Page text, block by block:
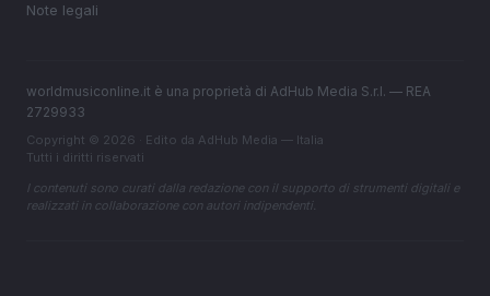
Note legali
worldmusiconline.it è una proprietà di AdHub Media S.r.l. — REA
2729933
Copyright © 2026 · Edito da AdHub Media — Italia
Tutti i diritti riservati
I contenuti sono curati dalla redazione con il supporto di strumenti digitali e
realizzati in collaborazione con autori indipendenti.